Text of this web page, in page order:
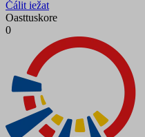
Čálit iežat
Oasttuskore
0